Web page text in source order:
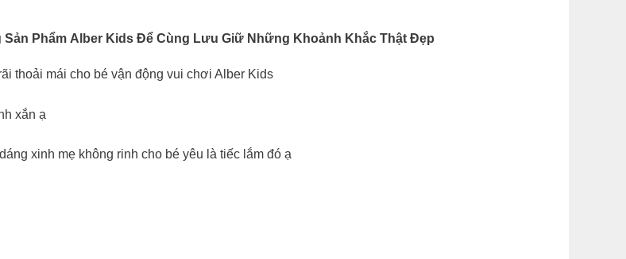
Phẩm Alber Kids Để Cùng Lưu Giữ Những Khoảnh Khắc Thật Đẹp
rãi thoải mái cho bé vận động vui chơi Alber Kids
xắn ạ
xinh mẹ không rinh cho bé yêu là tiếc lắm đó ạ